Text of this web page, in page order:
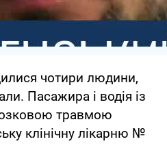
чотири людини,
Пасажира і водія із
травмою
клінічну лікарню №